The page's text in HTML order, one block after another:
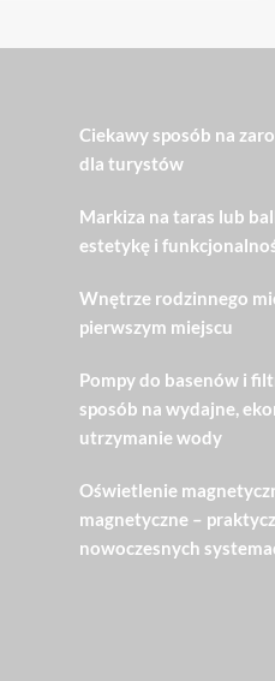
Ciekawy sposób na
dla turystów
Markiza na taras lub
estetykę i
Wnętrze rodzinnego
pierwszym miejscu
Pompy do basenów i
sposób na wydajne,
utrzymanie wody
Oświetlenie
magnetyczne –
nowoczesnych